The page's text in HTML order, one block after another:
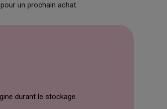
un prochain achat.
durant le stockage.